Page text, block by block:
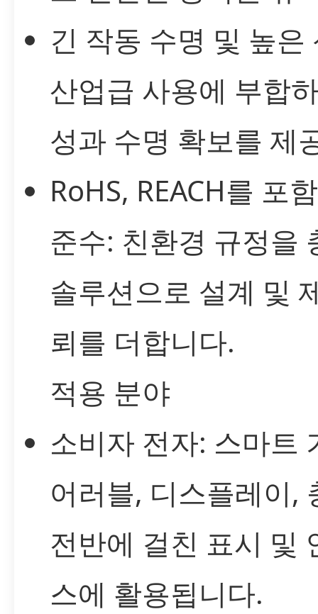
긴 작동 수명 및 높은
산업급 사용에 부합
성과 수명 확보를 제
RoHS, REACH를 포
준수: 친환경 규정을
솔루션으로 설계 및
뢰를 더합니다.
적용 분야
소비자 전자: 스마트
어러블, 디스플레이,
전반에 걸친 표시 및
스에 활용됩니다.